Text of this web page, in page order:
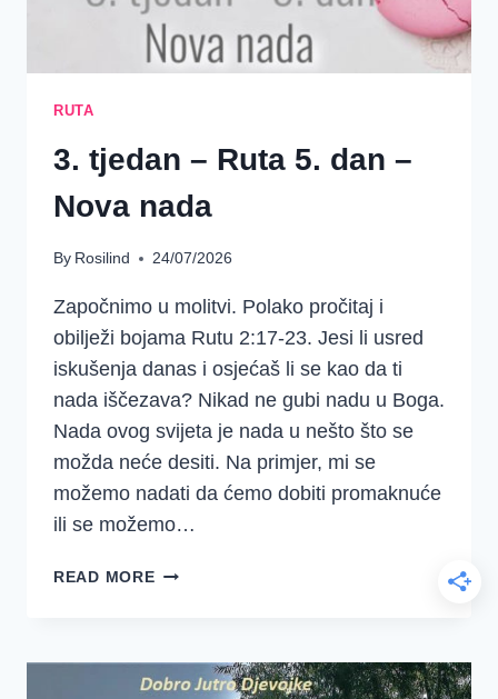
RUTA
3. tjedan – Ruta 5. dan –
Nova nada
By Rosilind 24/07/2026
Započnimo u molitvi. Polako pročitaj i
obilježi bojama Rutu 2:17-23. Jesi li usred
iskušenja danas i osjećaš li se kao da ti
nada iščezava? Nikad ne gubi nadu u Boga.
Nada ovog svijeta je nada u nešto što se
možda neće desiti. Na primjer, mi se
možemo nadati da ćemo dobiti promaknuće
ili se možemo…
READ MORE3.
5.